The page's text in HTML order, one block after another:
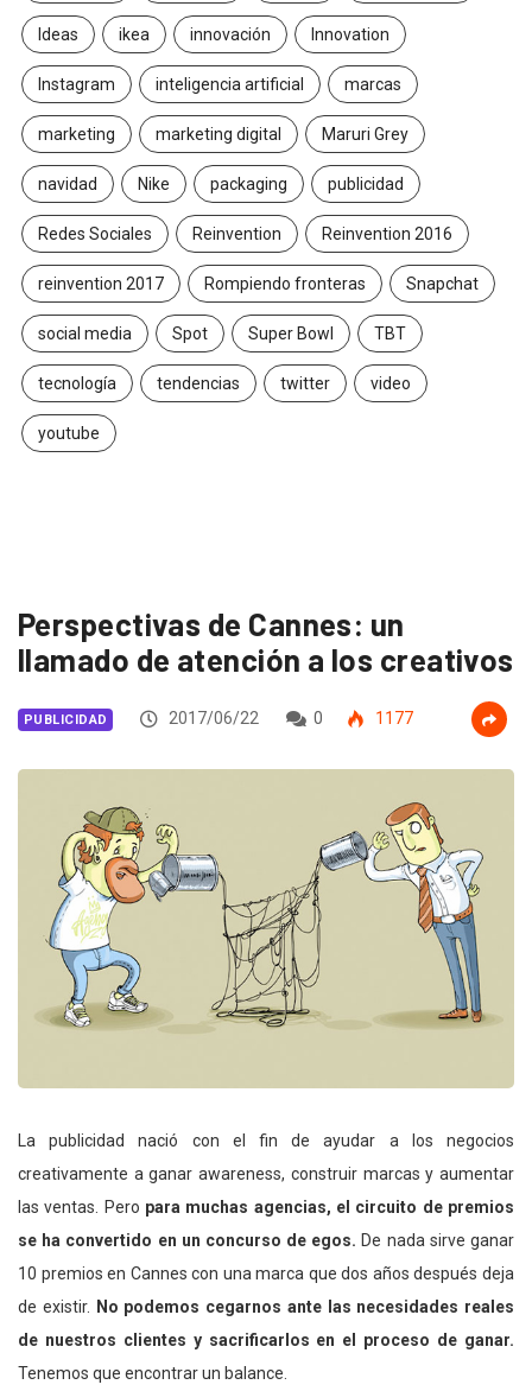
Ideas ikea innovación Innovation
Instagram inteligencia artificial marcas
marketing marketing digital Maruri Grey
navidad Nike packaging publicidad
Redes Sociales Reinvention Reinvention 2016
reinvention 2017 Rompiendo fronteras Snapchat
social media Spot Super Bowl TBT
tecnología tendencias twitter video
youtube
Perspectivas de Cannes: un
llamado de atención a los creativos
PUBLICIDAD 2017/06/22 0 1177
La publicidad nació con el fin de ayudar a los negocios
creativamente a ganar awareness, construir marcas y aumentar
las ventas. Pero para muchas agencias, el circuito de premios
se ha convertido en un concurso de egos. De nada sirve ganar
10 premios en Cannes con una marca que dos años después deja
de existir. No podemos cegarnos ante las necesidades reales
de nuestros clientes y sacrificarlos en el proceso de ganar.
Tenemos que encontrar un balance.